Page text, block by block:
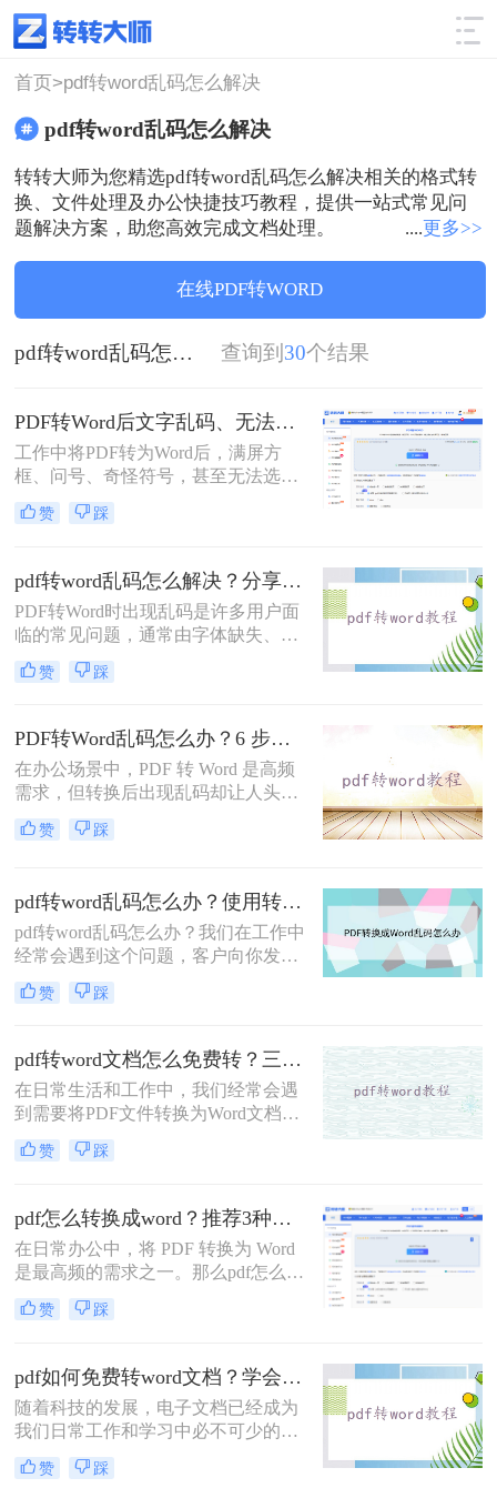
使用技巧 筛选
首页>pdf转word乱码怎么解决
pdf转word乱码怎么解决
转转大师为您精选pdf转word乱码怎么解决相关的格式转
换、文件处理及办公快捷技巧教程，提供一站式常见问
题解决方案，助您高效完成文档处理。
....更多>>
在线PDF转WORD
pdf转word乱码怎么解决 查询到 30个结果
PDF转Word后文字乱码、无法编辑怎么解决？5种高效解决方法（2026实测指南）
工作中将PDF转为Word后，满屏方
框、问号、奇怪符号，甚至无法选中
文字编辑……这些"乱码灾难"不仅浪
费时间，更可能因反复尝试导致文档
Word后文字乱码、无法编辑怎么解决
呢？本文直击痛点，提供可立即执行
的修复方案，助您10分钟内恢复可编
辑文档！
赞 踩
pdf转word乱码怎么解决？分享常见原因及解决方法！
PDF转Word时出现乱码是许多用户面
临的常见问题，通常由字体缺失、编
码错误、扫描文件识别失败等原因导
致。那么pdf转word乱码怎么解决呢？
方案，帮助用户高效解决乱码问题。
赞 踩
PDF转Word乱码怎么办？6 步排查法 + 实用解决方案！
在办公场景中，PDF 转 Word 是高频
需求，但转换后出现乱码却让人头
疼。那么PDF转Word乱码怎么办呢？
本文结合技术原理与实战经验，提供
赞 踩
pdf转word乱码怎么办？使用转转大师试一试！
pdf转word乱码怎么办？我们在工作中
经常会遇到这个问题，客户向你发来
PDF文件，但是我们要修改、复制文
字或者是要将里面的图片导出来，需
常会遇到的一个问题，那就是乱码和
排版混乱，这样处理起来也是十分的
麻烦。为什么会乱码呢？要怎样才不
会乱码？
赞 踩
pdf转word文档怎么免费转？三种方法帮助你解决问题！
在日常生活和工作中，我们经常会遇
到需要将PDF文件转换为Word文档的
情况。然而，一些PDF转Word的转换
工具可能需要付费，对于预算有限或
免费且高效的方法显得尤为重要。那
么pdf转word文档怎么免费转呢？本文
将为您详细介绍几种免费将PDF转换
为Word文档的方法，帮助您轻松完成
文件格式的转换。
赞 踩
pdf怎么转换成word？推荐3种常用有效方法（支持.pdf转.docx不乱码）
在日常办公中，将 PDF 转换为 Word
是最高频的需求之一。那么pdf怎么转
换成word呢？为了帮助您实现高质
量、不乱码、不偏离排版的转换效
的方法。这些方法不仅能保留原始文
档的 .pdf 格式精髓，更能完美生成可
编辑的 .docx 文档，且完全避开了捆
绑严重的传统软件。
赞 踩
pdf如何免费转word文档？学会这二个方法，一分钟就可轻松解决！
随着科技的发展，电子文档已经成为
我们日常工作和学习中必不可少的一
部分。在我们的工作和学习过程中，
经常会遇到需要将PDF文件转换为可
赞 踩